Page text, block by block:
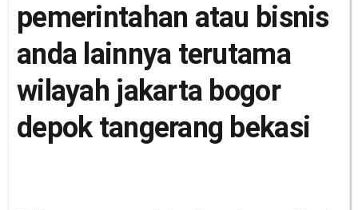
pemerintahan atau bisnis
anda lainnya terutama
wilayah jakarta bogor
depok tangerang bekasi